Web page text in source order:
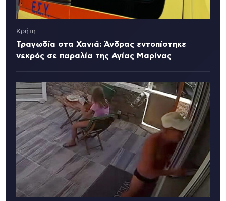
Κρήτη
Τραγωδία στα Χανιά: Άνδρας εντοπίστηκε
νεκρός σε παραλία της Αγίας Μαρίνας